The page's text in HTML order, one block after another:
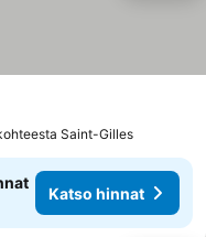
Saint-Gilles
Katso hinnat